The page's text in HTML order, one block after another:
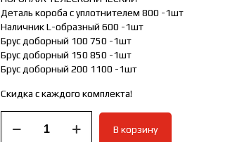
Деталь короба с уплотнителем 800 -1шт
Наличник L-образный 600 -1шт
Брус доборный 100 750 -1шт
Брус доборный 150 850 -1шт
Брус доборный 200 1100 -1шт
Скидка с каждого комплекта!
товара
В корзину